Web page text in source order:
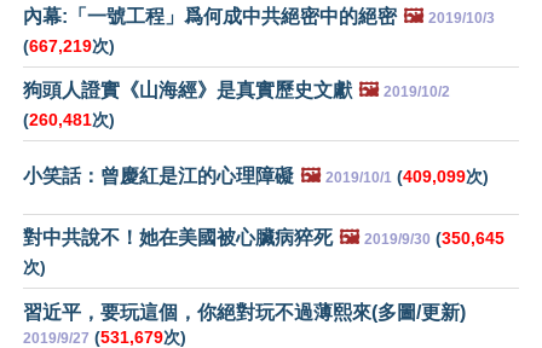
內幕:「一號工程」爲何成中共絕密中的絕密 🖼️ 2019/10/3
(667,219次)
狗頭人證實《山海經》是真實歷史文獻 🖼️ 2019/10/2
(260,481次)
小笑話：曾慶紅是江的心理障礙 🖼️ 2019/10/1 (409,099次)
對中共說不！她在美國被心臟病猝死 🖼️ 2019/9/30 (350,645
次)
習近平，要玩這個，你絕對玩不過薄熙來(多圖/更新)
2019/9/27 (531,679次)